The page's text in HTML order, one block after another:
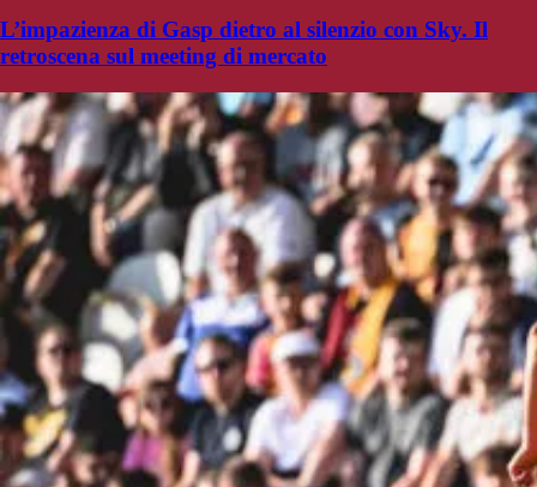
L’impazienza di Gasp dietro al silenzio con Sky. Il
retroscena sul meeting di mercato